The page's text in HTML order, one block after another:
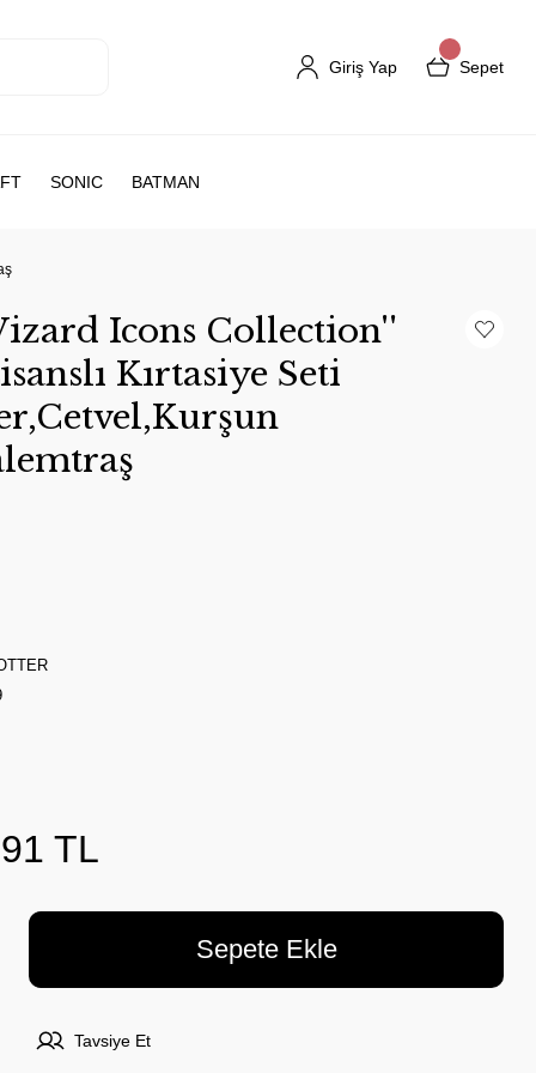
Giriş Yap Sepet
SONIC BATMAN
Icons Collection''
Kırtasiye Seti
TL
Sepete Ekle
Tavsiye Et